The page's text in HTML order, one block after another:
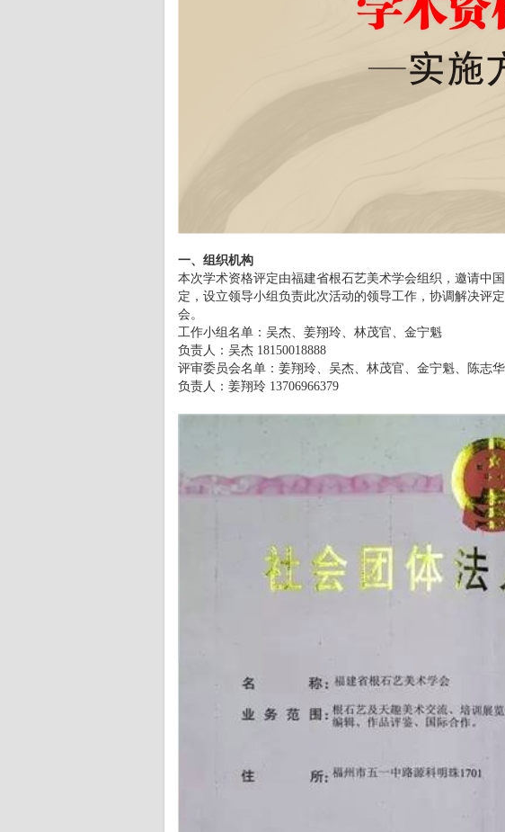
一、组织机构
本次学术资格评定由福建省根石艺美术学会组织，邀请中
定，设立领导小组负责此次活动的领导工作，协调解决评
会。
工作小组名单：吴杰、姜翔玲、林茂官、金宁魁
负责人：吴杰 18150018888
评审委员会名单：姜翔玲、吴杰、林茂官、金宁魁、陈志
负责人：姜翔玲 13706966379